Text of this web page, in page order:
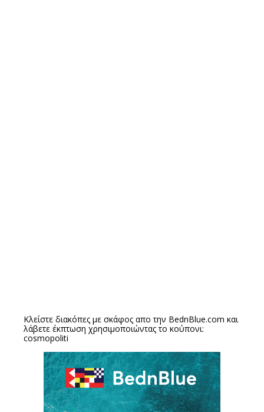
Κλείστε διακόπες με σκάφος απο την BednBlue.com και
λάβετε έκπτωση χρησιμοποιώντας το κούπονι:
cosmopoliti